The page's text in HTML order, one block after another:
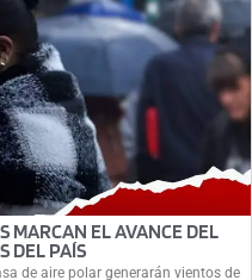
MARCAN EL AVANCE DEL
DEL PAÍS
de aire polar generarán vientos de